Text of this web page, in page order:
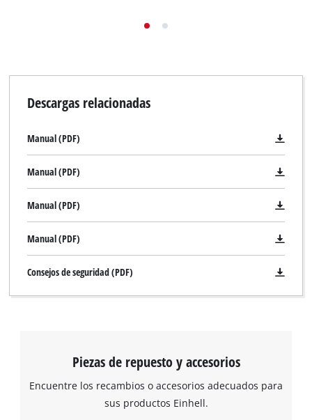
Descargas relacionadas
Manual (PDF)
Manual (PDF)
Manual (PDF)
Manual (PDF)
Consejos de seguridad (PDF)
Piezas de repuesto y accesorios
Encuentre los recambios o accesorios adecuados para
sus productos Einhell.